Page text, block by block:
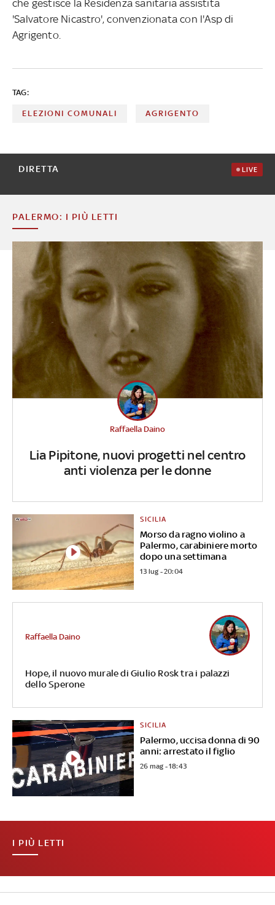
che gestisce la Residenza sanitaria assistita
'Salvatore Nicastro', convenzionata con l'Asp di
Agrigento.
TAG:
ELEZIONI COMUNALI AGRIGENTO
DIRETTA LIVE
PALERMO: I PIÙ LETTI
Lia Pipitone, nuovi progetti nel centro
anti violenza per le donne
Raffaella Daino
Morso da ragno violino a
Palermo, carabiniere morto
dopo una settimana
SICILIA
13 lug - 20:04
Hope, il nuovo murale di Giulio Rosk tra i palazzi
dello Sperone
Raffaella Daino
Palermo, uccisa donna di 90
anni: arrestato il figlio
SICILIA
26 mag - 18:43
I PIÙ LETTI